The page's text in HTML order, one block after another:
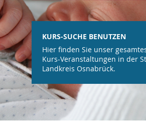
KURS-SUCHE BENUTZEN
Hier finden Sie unser
Kurs-Veranstaltungen in der
Landkreis Osnabrück.